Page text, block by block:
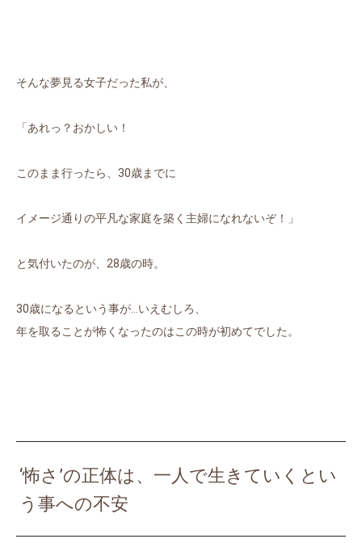
そんな夢見る女子だった私が、
「あれっ？おかしい！
このまま行ったら、30歳までに
イメージ通りの平凡な家庭を築く主婦になれないぞ！」
と気付いたのが、28歳の時。
30歳になるという事が…いえむしろ、
年を取ることが怖くなったのはこの時が初めてでした。
‘怖さ’の正体は、一人で生きていくとい
う事への不安